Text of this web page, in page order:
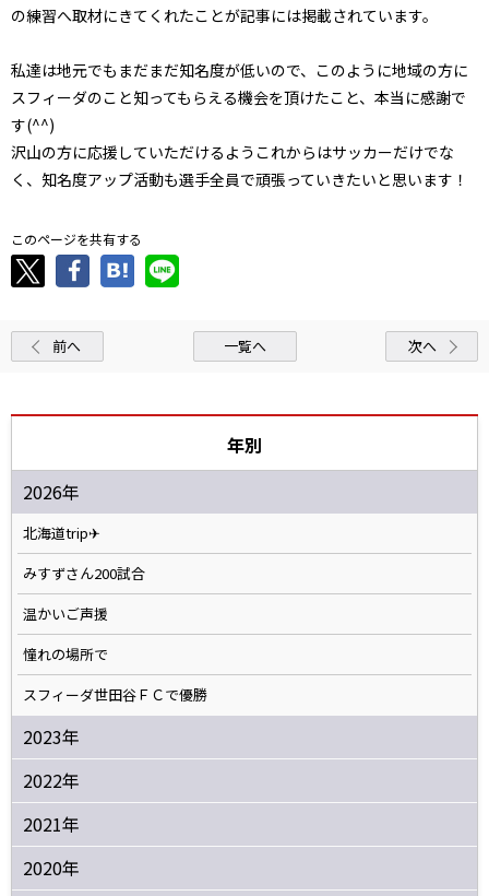
の練習へ取材にきてくれたことが記事には掲載されています。
私達は地元でもまだまだ知名度が低いので、このように地域の方に
スフィーダのこと知ってもらえる機会を頂けたこと、本当に感謝で
す(^^)
沢山の方に応援していただけるようこれからはサッカーだけでな
く、知名度アップ活動も選手全員で頑張っていきたいと思います！
このページを共有する
前へ 一覧へ 次へ
年別
2026年
北海道trip✈
みすずさん200試合
温かいご声援
憧れの場所で
スフィーダ世田谷ＦＣで優勝
2023年
2022年
2021年
2020年